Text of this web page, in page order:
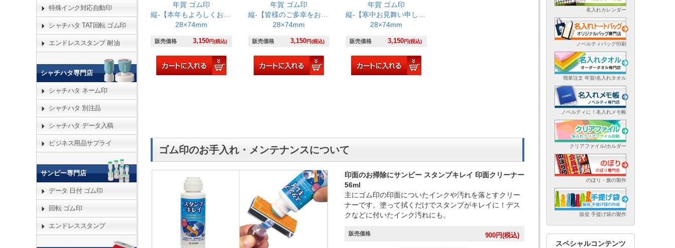
年賀 ゴム印
縦-【本年もよろしくお願い申し上げます】
28×74mm
販売価格 3,150円(税込)
年賀 ゴム印
縦-【皆様のご多幸をお祈り申し上げます】
28×74mm
販売価格 3,150円(税込)
年賀 ゴム印
縦-【寒中お見舞い申し上げます】
28×74mm
販売価格 3,150円(税込)
ゴム印のお手入れ・メンテナンスについて
印面のお掃除にサンビー スタンプキレイ 印面クリーナー
56ml
主にゴム印の印面についたインクや汚れを落とすクリー
ナーです。塗って拭くだけでスタンプがキレイに！デス
クなどに付いたインク汚れにも。
販売価格 900円(税込)
特殊インク対応自動印
シャチハタ TAT回転 ゴム印
エンドレススタンプ 耐油
シャチハタ専門店
シャチハタ ネーム印
シャチハタ 別注品
シャチハタ データ入稿
ビジネス用品サプライ
サンビー専門店
データ 日付 ゴム印
回転 ゴム印
エンドレススタンプ
名入れカレンダー
ノベルティバッグ印刷
簡単注文 年賀/名入れタオル
ノベルティに！名入れメモ帳
クリアファイル/ホルダー
のぼり・旗の製作
販促 手提げ袋の製作
スペシャルコンテンツ